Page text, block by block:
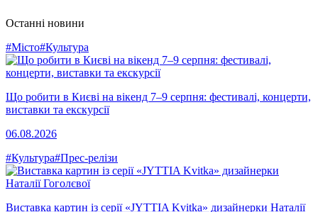
Останні новини
#Місто#Культура
Що робити в Києві на вікенд 7–9 серпня: фестивалі, концерти,
виставки та екскурсії
06.08.2026
#Культура#Прес-релізи
Виставка картин із серії «JYTTIA Kvitka» дизайнерки Наталії